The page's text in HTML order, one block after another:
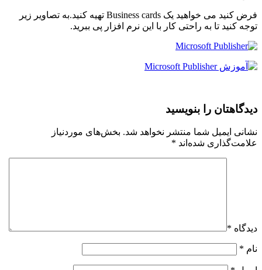
فرض کنید می خواهید یک Business cards تهیه کنید.به تصاویر زیر
توجه کنید تا به راحتی کار با این نرم افزار پی ببرید.
دیدگاهتان را بنویسید
نشانی ایمیل شما منتشر نخواهد شد. بخش‌های موردنیاز
علامت‌گذاری شده‌اند *
دیدگاه *
نام *